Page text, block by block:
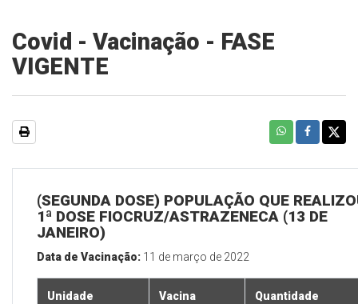
Covid - Vacinação - FASE
VIGENTE
(SEGUNDA DOSE) POPULAÇÃO QUE
1ª DOSE FIOCRUZ/ASTRAZENECA (13 DE
JANEIRO)
Data de Vacinação: 11 de março de 2022
Unidade Vacina Quantidade